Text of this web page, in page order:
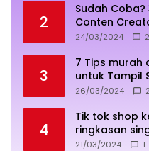
2
Sudah
Conten
24/03/2024 2
3
7 Tips murah
untuk Tampil
26/03/2024 2
4
Tik tok shop
ringkasan
sukses
21/03/2024 1